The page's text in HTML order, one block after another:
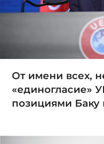
От имени всех,
«единогласие»
позициями Баку